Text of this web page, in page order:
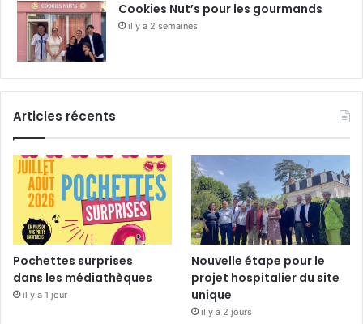
Cookies Nut’s pour les gourmands
il y a 2 semaines
Articles récents
Pochettes surprises
dans les médiathèques
il y a 1 jour
Nouvelle étape pour le
projet hospitalier du site
unique
il y a 2 jours